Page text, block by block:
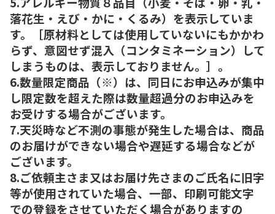
落花生・えび・かに・くるみ）を表示していま
す。［原材料としては使用していないにもかかわ
らず、意図せず混入（コンタミネーション）して
しまうものは、表示しておりません。］。
6.数量限定商品（※）は、同日にお申込みが集中
し限定数を超えた際は数量超過分のお申込みを
お受けする場合がございます。
7.天災時など不測の事態が発生した場合は、商品
のお届けができない場合や遅延する場合などが
ございます。
8.ご依頼主さま又はお届け先さまのご氏名に旧字
等が使用されていた場合、一部、印刷可能文字
での登録をさせていただく場合がありますの